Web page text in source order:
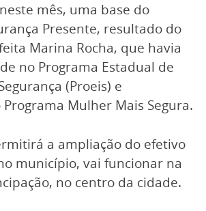
mês, uma base do
Presente, resultado do
Marina Rocha, que havia
no Programa Estadual de
(Proeis) e
Mulher Mais Segura.
a ampliação do efetivo
município, vai funcionar na
no centro da cidade.